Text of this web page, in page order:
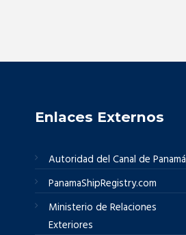
Enlaces Externos
Autoridad del Canal de Panamá
PanamaShipRegistry.com
Ministerio de Relaciones
Exteriores